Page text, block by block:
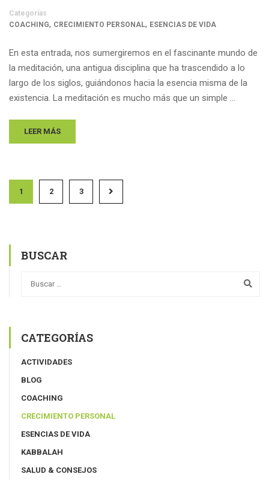
Categorías
COACHING, CRECIMIENTO PERSONAL, ESENCIAS DE VIDA
En esta entrada, nos sumergiremos en el fascinante mundo de
la meditación, una antigua disciplina que ha trascendido a lo
largo de los siglos, guiándonos hacia la esencia misma de la
existencia. La meditación es mucho más que un simple …
LEER MÁS
1 2 3
BUSCAR
CATEGORÍAS
ACTIVIDADES
BLOG
COACHING
CRECIMIENTO PERSONAL
ESENCIAS DE VIDA
KABBALAH
SALUD & CONSEJOS